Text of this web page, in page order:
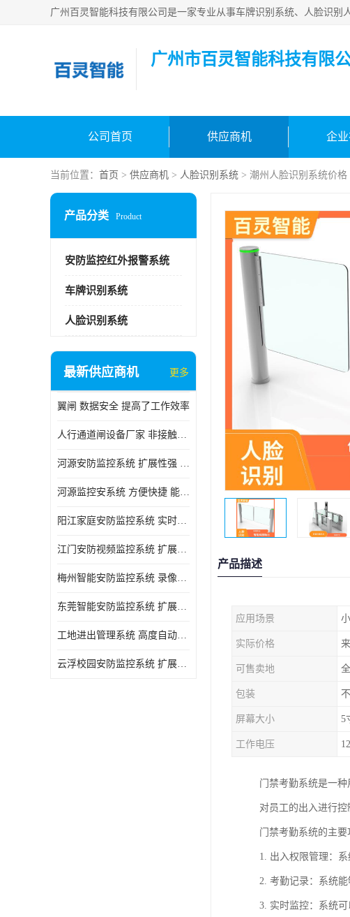
广州市百灵智能科技有限
公司首页 供应商机 企
当前位置： 首页 > 供应商机 > 人脸识别系统 > 潮州人脸识别系统价
产品分类 Product
安防监控红外报警系统
车牌识别系统
人脸识别系统
最新供应商机 更多
翼闸 数据安全 提高了工作效率
人行通道闸设备厂家 非接触性 对用户的隐私更加尊重
河源安防监控系统 扩展性强 能够长时间稳定运行
河源监控安系统 方便快捷 能够长时间稳定运行
阳江家庭安防监控系统 实时监控 可以随时回放录像
江门安防视频监控系统 扩展性强 能够长时间稳定运行
梅州智能安防监控系统 录像存储 多通道监控
东莞智能安防监控系统 扩展性强 可以随时回放录像
工地进出管理系统 高度自动化 提高了工作效率
云浮校园安防监控系统 扩展性强 提高监控范围和效率
产品描述
应用场景
实际价格
可售卖地
包装
屏幕大小 5
工作电压
门禁考勤系统是一
对员工的出入进行控
门禁考勤系统的主要
1. 出入权限管理：
2. 考勤记录：系统
3. 实时监控：系统